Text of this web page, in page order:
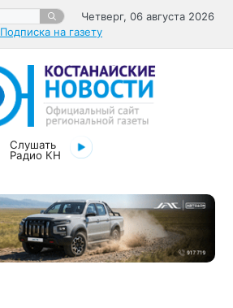
Четверг, 06 августа 2026
Подписка на газету
Слушать
Радио КН